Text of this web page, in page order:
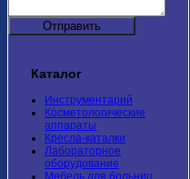
Каталог
Инструментарий
Косметологические
аппараты
Кресла-каталки
Лабораторное
оборудование
Мебель для больниц